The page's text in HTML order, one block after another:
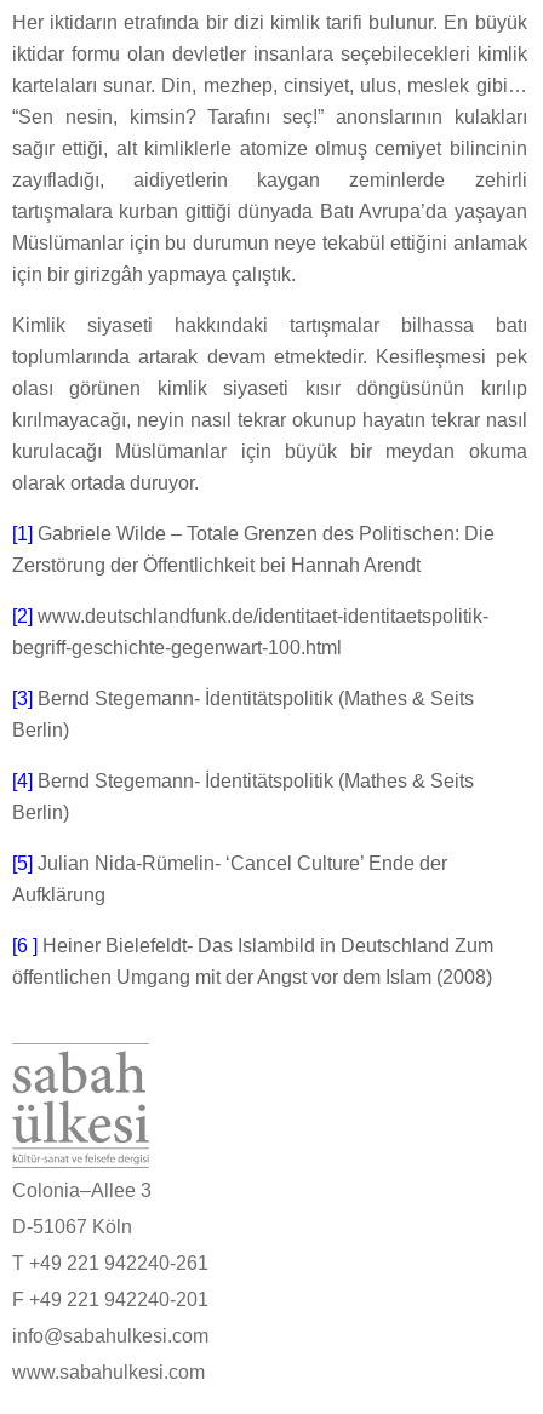
Her iktidarın etrafında bir dizi kimlik tarifi bulunur. En büyük
iktidar formu olan devletler insanlara seçebilecekleri kimlik
kartelaları sunar. Din, mezhep, cinsiyet, ulus, meslek gibi…
“Sen nesin, kimsin? Tarafını seç!” anonslarının kulakları
sağır ettiği, alt kimliklerle atomize olmuş cemiyet bilincinin
zayıfladığı, aidiyetlerin kaygan zeminlerde zehirli
tartışmalara kurban gittiği dünyada Batı Avrupa’da yaşayan
Müslümanlar için bu durumun neye tekabül ettiğini anlamak
için bir girizgâh yapmaya çalıştık.
Kimlik siyaseti hakkındaki tartışmalar bilhassa batı
toplumlarında artarak devam etmektedir. Kesifleşmesi pek
olası görünen kimlik siyaseti kısır döngüsünün kırılıp
kırılmayacağı, neyin nasıl tekrar okunup hayatın tekrar nasıl
kurulacağı Müslümanlar için büyük bir meydan okuma
olarak ortada duruyor.
[1] Gabriele Wilde – Totale Grenzen des Politischen: Die
Zerstörung der Öffentlichkeit bei Hannah Arendt
[2] www.deutschlandfunk.de/identitaet-identitaetspolitik-
begriff-geschichte-gegenwart-100.html
[3] Bernd Stegemann- İdentitätspolitik (Mathes & Seits
Berlin)
[4] Bernd Stegemann- İdentitätspolitik (Mathes & Seits
Berlin)
[5] Julian Nida-Rümelin- ‘Cancel Culture’ Ende der
Aufklärung
[6 ] Heiner Bielefeldt- Das Islambild in Deutschland Zum
öffentlichen Umgang mit der Angst vor dem Islam (2008)
Colonia–Allee 3
D-51067 Köln
T +49 221 942240-261
F +49 221 942240-201
info@sabahulkesi.com
www.sabahulkesi.com